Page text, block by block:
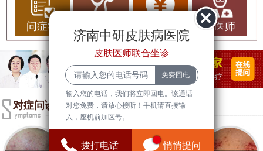
反应、食物过敏等。在护理方面，避免接触过敏原
是关键，同时保持皮肤清洁、避免擦伤皮肤也有助
于减轻症状。荨麻疹的治疗主要包括口服抗组胺药
物、外用抗过敏药膏、口服类固醇等，严重的情况
下可能需要激素治疗。荨麻疹对患者的生活造成了
困扰，瘙痒不适影响了正常生活和工作，因此及时
就医并按医嘱进行治疗是十分重要的。
对于荨麻疹患者，选择合适的医院和医生也是至关
重要的。优质的医院应该具备专业的皮肤科医生和
问症状 问医师
对症问诊
济南中研皮肤病医院
皮肤医师联合坐诊
输入您的电话，我们将立即回电。该通话
对您免费，请放心接听！手机请直接输
入，座机前加区号。
拨打电话 悄悄提问